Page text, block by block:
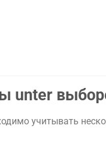
unter
учитывать